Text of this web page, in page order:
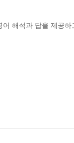
해석과 답을 제공